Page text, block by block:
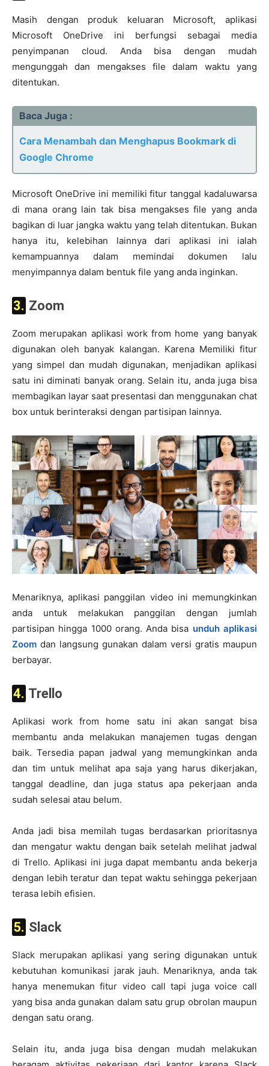
Masih dengan produk keluaran Microsoft, aplikasi
Microsoft OneDrive ini berfungsi sebagai media
penyimpanan cloud. Anda bisa dengan mudah
mengunggah dan mengakses file dalam waktu yang
ditentukan.
Baca Juga :
Cara Menambah dan Menghapus Bookmark di
Google Chrome
Microsoft OneDrive ini memiliki fitur tanggal kadaluwarsa
di mana orang lain tak bisa mengakses file yang anda
bagikan di luar jangka waktu yang telah ditentukan. Bukan
hanya itu, kelebihan lainnya dari aplikasi ini ialah
kemampuannya dalam memindai dokumen lalu
menyimpannya dalam bentuk file yang anda inginkan.
3. Zoom
Zoom merupakan aplikasi work from home yang banyak
digunakan oleh banyak kalangan. Karena Memiliki fitur
yang simpel dan mudah digunakan, menjadikan aplikasi
satu ini diminati banyak orang. Selain itu, anda juga bisa
membagikan layar saat presentasi dan menggunakan chat
box untuk berinteraksi dengan partisipan lainnya.
Menariknya, aplikasi panggilan video ini memungkinkan
anda untuk melakukan panggilan dengan jumlah
partisipan hingga 1000 orang. Anda bisa unduh aplikasi
Zoom dan langsung gunakan dalam versi gratis maupun
berbayar.
4. Trello
Aplikasi work from home satu ini akan sangat bisa
membantu anda melakukan manajemen tugas dengan
baik. Tersedia papan jadwal yang memungkinkan anda
dan tim untuk melihat apa saja yang harus dikerjakan,
tanggal deadline, dan juga status apa pekerjaan anda
sudah selesai atau belum.
Anda jadi bisa memilah tugas berdasarkan prioritasnya
dan mengatur waktu dengan baik setelah melihat jadwal
di Trello. Aplikasi ini juga dapat membantu anda bekerja
dengan lebih teratur dan tepat waktu sehingga pekerjaan
terasa lebih efisien.
5. Slack
Slack merupakan aplikasi yang sering digunakan untuk
kebutuhan komunikasi jarak jauh. Menariknya, anda tak
hanya menemukan fitur video call tapi juga voice call
yang bisa anda gunakan dalam satu grup obrolan maupun
dengan satu orang.
Selain itu, anda juga bisa dengan mudah melakukan